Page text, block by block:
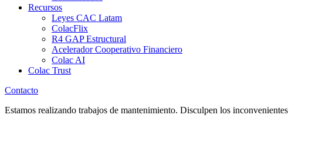
Recursos
Leyes CAC Latam
ColacFlix
R4 GAP Estructural
Acelerador Cooperativo Financiero
Colac AI
Colac Trust
Contacto
Estamos realizando trabajos de mantenimiento. Disculpen los inconvenientes